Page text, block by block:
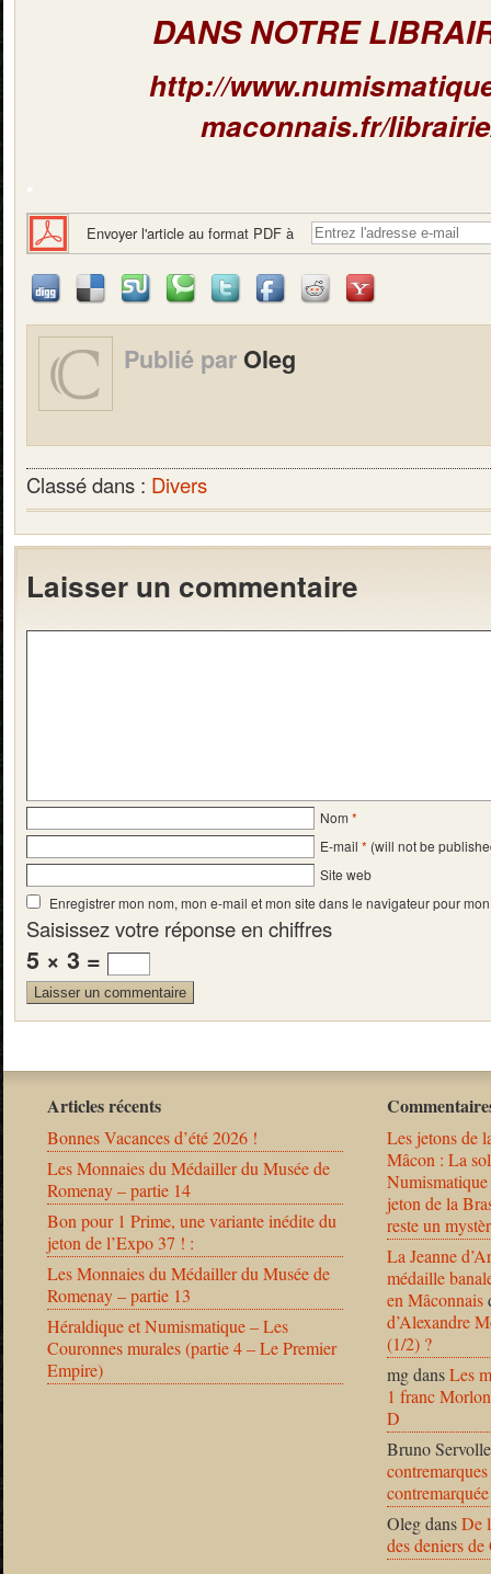
DANS NOTRE
http://
maconnais.fr/
Envoyer l'article au format PDF à
Publié par Oleg
Classé dans : Divers
Laisser un commentaire
Nom *
E-mail * (will not be
Site web
Enregistrer mon nom, mon e-mail et mon site dans le navigateur pour
Saisissez votre réponse en chiffres
5 × 3 =
Articles récents
Bonnes Vacances d’été 2026 !
Les Monnaies du Médailler du Musée de
Romenay – partie 14
Bon pour 1 Prime, une variante inédite du
jeton de l’Expo 37 ! :
Les Monnaies du Médailler du Musée de
Romenay – partie 13
Héraldique et Numismatique – Les
Couronnes murales (partie 4 – Le Premier
Empire)
Les jetons de
Mâcon : La
jeton de la
reste un
La Jeanne
médaille
en Mâconnais
d’Alexandre
(1/2) ?
mgdansLes
1 franc
D
Bruno Servolle
OlegdansDe
des deniers